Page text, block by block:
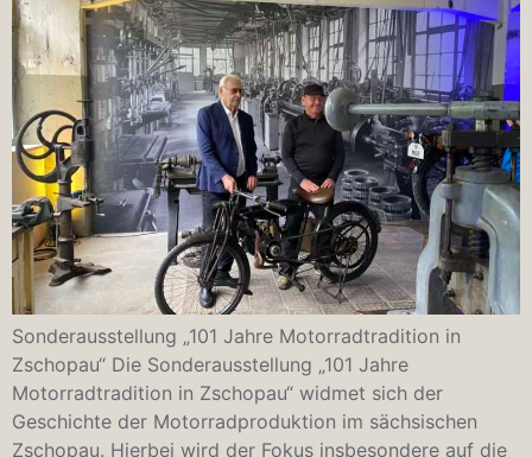
Sonderausstellung „101 Jahre Motorradtradition in
Zschopau“ Die Sonderausstellung „101 Jahre
Motorradtradition in Zschopau“ widmet sich der
Geschichte der Motorradproduktion im sächsischen
Zschopau. Hierbei wird der Fokus insbesondere auf die